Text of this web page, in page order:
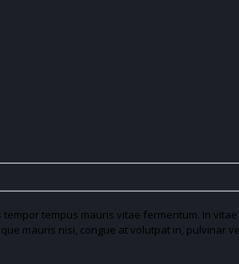
tempus mauris vitae fermentum. In
mauris nisi, congue at volutpat in, pulvinar